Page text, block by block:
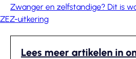
Zwanger en zelfstandige? Dit is
ZEZ-uitkering
Lees meer artikelen in